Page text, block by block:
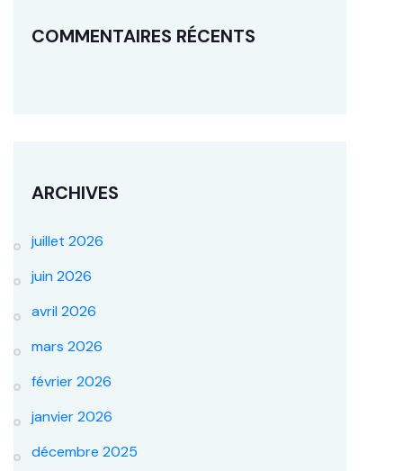
COMMENTAIRES RÉCENTS
ARCHIVES
juillet 2026
juin 2026
avril 2026
mars 2026
février 2026
janvier 2026
décembre 2025